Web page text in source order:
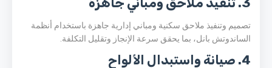
تصميم وتنفيذ ملاحق سكنية ومباني إدارية جاهزة باستخدام أنظمة
الساندوتش بانل، بما يحقق سرعة الإنجاز وتقليل التكلفة.
4. صيانة واستبدال الألواح